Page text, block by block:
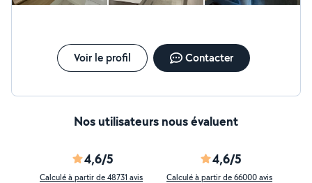
Voir le profil Contacter
Nos utilisateurs nous évaluent
4,6/5
Calculé à partir de 48731 avis
4,6/5
Calculé à partir de 66000 avis